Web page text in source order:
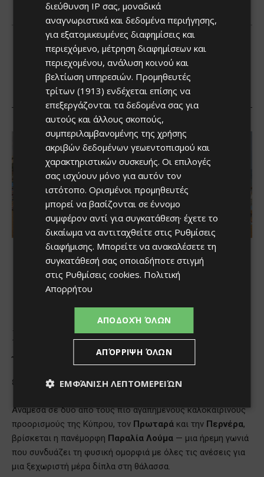
διεύθυνση IP σας, μοναδικά
αναγνωριστικά και δεδομένα περιήγησης,
για εξατομικευμένες διαφημίσεις και
περιεχόμενο, μέτρηση διαφημίσεων και
περιεχομένου, ανάλυση κοινού και
βελτίωση υπηρεσιών. Προμηθευτές
τρίτων (1913) ενδέχεται επίσης να
επεξεργάζονται τα δεδομένα σας για
αυτούς και άλλους σκοπούς,
συμπεριλαμβανομένης της χρήσης
ακριβών δεδομένων γεωεντοπισμού και
χαρακτηριστικών συσκευής. Οι επιλογές
σας ισχύουν μόνο για αυτόν τον
ιστότοπο. Ορισμένοι προμηθευτές
μπορεί να βασίζονται σε έννομο
συμφέρον αντί για συγκατάθεση· έχετε το
δικαίωμα να αντιταχθείτε στις Ρυθμίσεις
διαφήμισης. Μπορείτε να ανακαλέσετε τη
συγκατάθεσή σας οποιαδήποτε στιγμή
στις Ρυθμίσεις cookies. Πολιτική
Απορρήτου
ΑΠΟΔΟΧΉ ΌΛΩΝ
ΑΠΌΡΡΙΨΗ ΌΛΩΝ
ΕΜΦΆΝΙΣΗ ΛΕΠΤΟΜΕΡΕΙΏΝ